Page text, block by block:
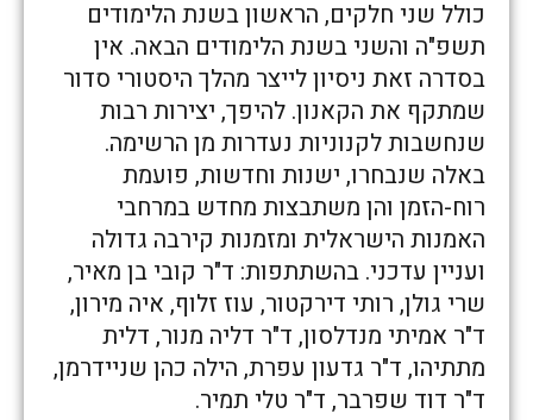
כולל שני חלקים, הראשון בשנת הלימודים
תשפ"ה והשני בשנת הלימודים הבאה. אין
בסדרה זאת ניסיון לייצר מהלך היסטורי סדור
שמתקף את הקאנון. להיפך, יצירות רבות
שנחשבות לקנוניות נעדרות מן הרשימה.
באלה שנבחרו, ישנות וחדשות, פועמת
רוח-הזמן והן משתבצות מחדש במרחבי
האמנות הישראלית ומזמנות קירבה גדולה
ועניין עדכני. בהשתתפות: ד"ר קובי בן מאיר,
שרי גולן, רותי דירקטור, עוז זלוף, איה מירון,
ד"ר אמיתי מנדלסון, ד"ר דליה מנור, דלית
מתתיהו, ד"ר גדעון עפרת, הילה כהן שניידרמן,
ד"ר דוד שפרבר, ד"ר טלי תמיר.